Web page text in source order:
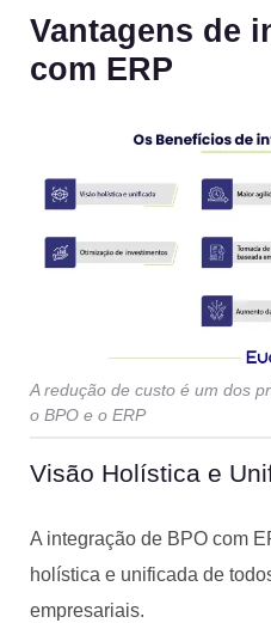
Vantagens de
com ERP
A redução de custo é um dos
o BPO e o ERP
Visão Holística e
A integração de BPO com
holística e unificada de
empresariais.